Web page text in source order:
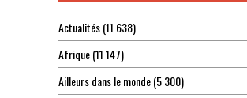
Actualités(11 638)
Afrique(11 147)
Ailleurs dans le monde(5 300)